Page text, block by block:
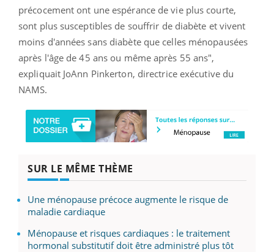
précocement ont une espérance de vie plus courte,
sont plus susceptibles de souffrir de diabète et vivent
moins d'années sans diabète que celles ménopausées
après l'âge de 45 ans ou même après 55 ans",
expliquait JoAnn Pinkerton, directrice exécutive du
NAMS.
SUR LE MÊME THÈME
Une ménopause précoce augmente le risque de
maladie cardiaque
Ménopause et risques cardiaques : le traitement
hormonal substitutif doit être administré plus tôt